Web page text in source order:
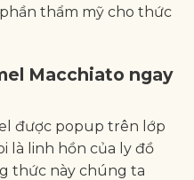
thẩm mỹ cho thức
Macchiato ngay
được popup trên lớp
là linh hồn của ly đồ
thức này chúng ta